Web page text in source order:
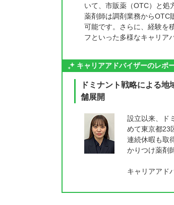
いて、市販薬（OTC）と処
薬剤師は調剤業務からOTC
可能です。さらに、経験を
フといった多様なキャリア
キャリアアドバイザーのレポ
ドミナント戦略による
舗展開
設立以来、ド
めて東京都23
連続休暇も取
かりつけ薬剤
キャリアアド